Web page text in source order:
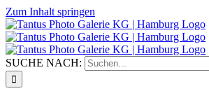
Zum Inhalt springen
SUCHE NACH: